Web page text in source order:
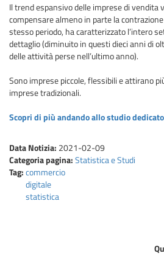
Il trend espansivo delle imprese di vendita
compensare almeno in parte la
stesso periodo, ha caratterizzato l’intero
dettaglio (diminuito in questi dieci anni di
delle attività perse nell’ultimo anno).
Sono imprese piccole, flessibili e attirano
imprese tradizionali.
Scopri di più andando allo studio dedicato
Data Notizia: 2021-02-09
Categoria pagina:Statistica e Studi
Tag:commercio
digitale
statistica